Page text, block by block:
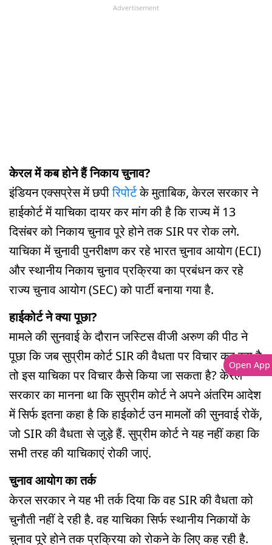
Advertisement
केरल में कब होने हैं निकाय चुनाव?
इंडियन एक्सप्रेस में छपीरिपोर्टके मुताबिक, केरल सरकार ने
हाईकोर्ट में याचिका दायर कर मांग की है कि राज्य में 13
दिसंबर को निकाय चुनाव पूरे होने तक SIR पर रोक लगे.
याचिका में चुनावी पुनरीक्षण कर रहे भारत चुनाव आयोग (ECI)
और स्थानीय निकाय चुनाव प्रक्रिया का प्रबंधन कर रहे
राज्य चुनाव आयोग (SEC) को पार्टी बनाया गया है.
हाईकोर्ट ने क्या पूछा?
मामले की सुनवाई के दौरान जस्टिस वीजी अरुण की पीठ ने
पूछा कि जब सुप्रीम कोर्ट SIR की वैधता पर विचार कर रहा है
तो इस याचिका पर विचार कैसे किया जा सकता है? केरल
सरकार का मानना ​​था कि सुप्रीम कोर्ट ने अपने अंतरिम आदेश
में सिर्फ इतना कहा है कि हाईकोर्ट उन मामलों की सुनवाई रोकें,
जो SIR की वैधता से जुड़े हैं. सुप्रीम कोर्ट ने यह नहीं कहा कि
सभी तरह की याचिकाएं रोकी जाएं.
चुनाव आयोग का तर्क
केरल सरकार ने यह भी तर्क दिया कि वह SIR की वैधता को
चुनौती नहीं दे रही है. वह याचिका सिर्फ स्थानीय निकायों के
चुनाव पूरे होने तक प्रक्रिया को रोकने के लिए कह रही है.
Open App